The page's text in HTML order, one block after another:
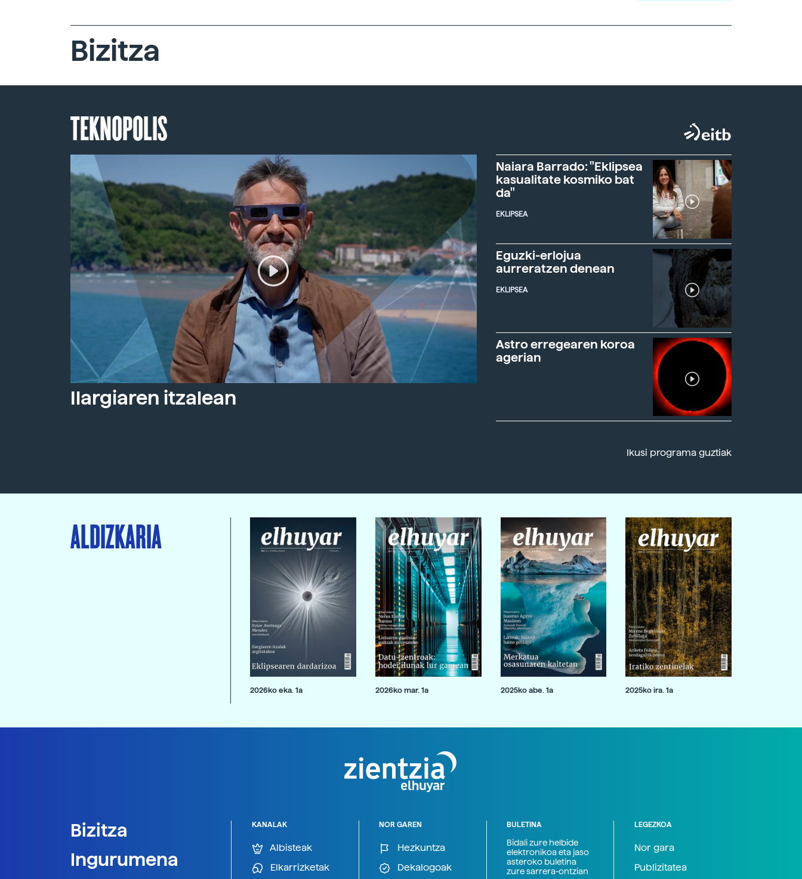
Bizitza
TEKNOPOLIS
Ilargiaren itzalean
Naiara Barrado: "Eklipsea
kasualitate kosmiko bat
da"
EKLIPSEA
Eguzki-erlojua
aurreratzen denean
EKLIPSEA
Astro erregearen koroa
agerian
Ikusi programa guztiak
ALDIZKARIA
2026ko eka. 1a 2026ko mar. 1a 2025ko abe. 1a 2025ko ira. 1a
Bizitza
Ingurumena
KANALAK
Albisteak
Elkarrizketak
NOR GAREN
Hezkuntza
Dekalogoak
BULETINA
Bidali zure helbide
elektronikoa eta jaso
asteroko buletina
zure sarrera-ontzian
LEGEZKOA
Nor gara
Publizitatea